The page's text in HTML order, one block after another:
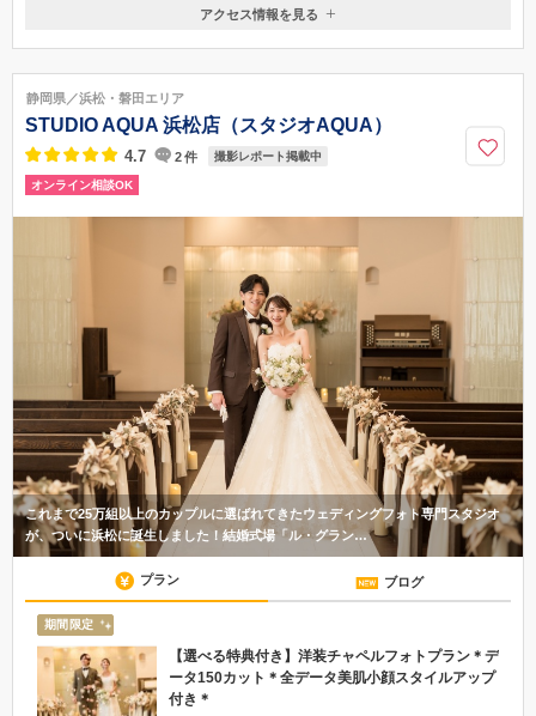
静岡県沼津市魚町16 丸勇ビル2F
ください。
055-957-2020
アクセス情報を見る
静岡県／浜松・磐田エリア
STUDIO AQUA 浜松店（スタジオAQUA）
4.7 2件 撮影レポート掲載中
オンライン相談OK
これまで25万組以上のカップルに選ばれてきたウェディングフォト専門スタジオ
が、ついに浜松に誕生しました！結婚式場「ル・グラン…
プラン ブログ
期間限定
【選べる特典付き】洋装チャペルフォトプラン＊デ
ータ150カット＊全データ美肌小顔スタイルアップ
付き＊